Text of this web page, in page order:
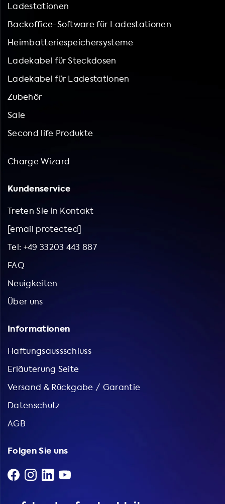
Ladestationen
Backoffice-Software für Ladestationen
Heimbatteriespeichersysteme
Ladekabel für Steckdosen
Ladekabel für Ladestationen
Zubehör
Sale
Second life Produkte
Charge Wizard
Kundenservice
Treten Sie in Kontakt
[email protected]
Tel: +49 33203 443 887
FAQ
Neuigkeiten
Über uns
Informationen
Haftungsaussschluss
Erläuterung Seite
Versand & Rückgabe / Garantie
Datenschutz
AGB
Folgen Sie uns